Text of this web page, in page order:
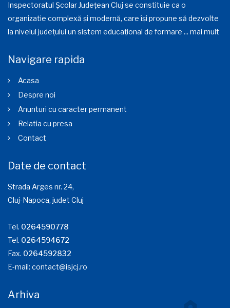
Inspectoratul Școlar Județean Cluj se constituie ca o
organizatie complexă și modernă, care își propune să dezvolte
la nivelul județului un sistem educațional de formare ... mai mult
Navigare rapida
Acasa
Despre noi
Anunturi cu caracter permanent
Relatia cu presa
Contact
Date de contact
Strada Arges nr. 24,
Cluj-Napoca, judet Cluj
Tel. 0264590778
Tel. 0264594672
Fax. 0264592832
E-mail: contact@isjcj.ro
Arhiva